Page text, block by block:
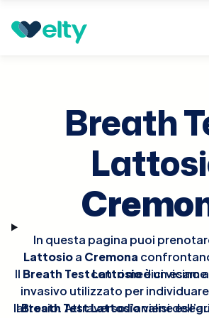
Prenota visita
Breath
In questa pagina puoi
Lattosioa Cremona
centri medici vicino
Il Breath Test Lattosioè un
invasivo utilizzato per
lattosio. Attraverso l’analisi
IlBreath Test Lattosioviene